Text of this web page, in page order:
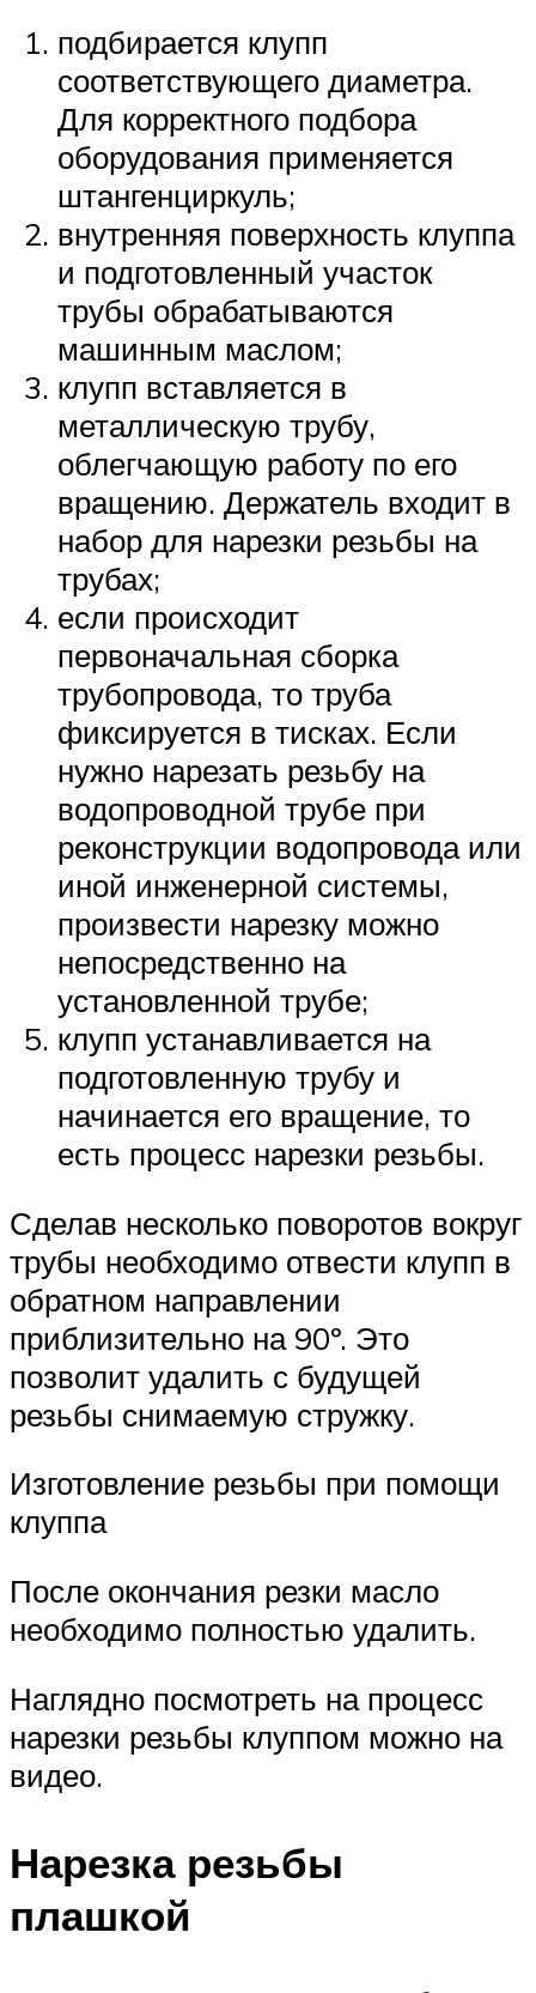
подбирается клупп
соответствующего диаметра.
Для корректного подбора
оборудования применяется
штангенциркуль;
внутренняя поверхность клуппа
и подготовленный участок
трубы обрабатываются
машинным маслом;
клупп вставляется в
металлическую трубу,
облегчающую работу по его
вращению. Держатель входит в
набор для нарезки резьбы на
трубах;
если происходит
первоначальная сборка
трубопровода, то труба
фиксируется в тисках. Если
нужно нарезать резьбу на
водопроводной трубе при
реконструкции водопровода или
иной инженерной системы,
произвести нарезку можно
непосредственно на
установленной трубе;
клупп устанавливается на
подготовленную трубу и
начинается его вращение, то
есть процесс нарезки резьбы.
Сделав несколько поворотов вокруг
трубы необходимо отвести клупп в
обратном направлении
приблизительно на 90º. Это
позволит удалить с будущей
резьбы снимаемую стружку.
Изготовление резьбы при помощи
клуппа
После окончания резки масло
необходимо полностью удалить.
Наглядно посмотреть на процесс
нарезки резьбы клуппом можно на
видео.
Нарезка резьбы
плашкой